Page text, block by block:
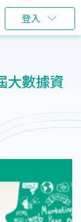
登入
大數據資